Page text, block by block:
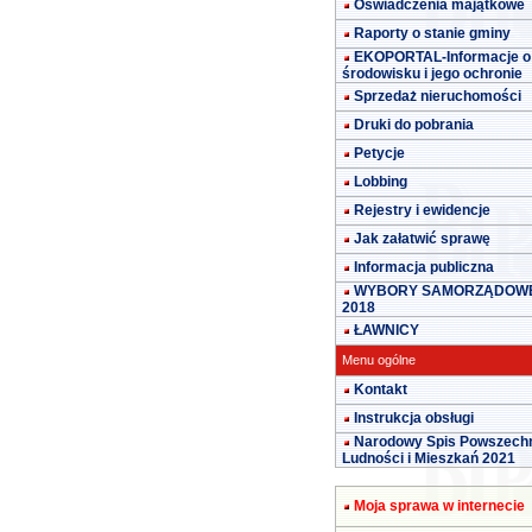
Oświadczenia majątkowe
Raporty o stanie gminy
EKOPORTAL-Informacje o
środowisku i jego ochronie
Sprzedaż nieruchomości
Druki do pobrania
Petycje
Lobbing
Rejestry i ewidencje
Jak załatwić sprawę
Informacja publiczna
WYBORY
2018
ŁAWNICY
Menu ogólne
Kontakt
Instrukcja obsługi
Narodowy Spis
Ludności i Mieszkań 2021
Moja sprawa w internecie